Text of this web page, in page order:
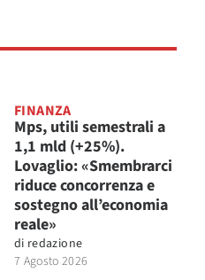
FINANZA
Mps, utili semestrali a
1,1 mld (+25%).
Lovaglio: «Smembrarci
riduce concorrenza e
sostegno all’economia
reale»
di redazione
7 Agosto 2026